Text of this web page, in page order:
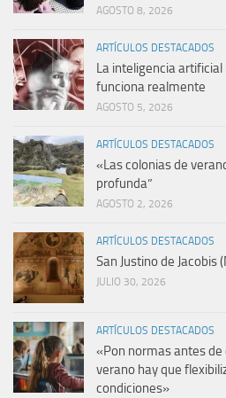
AGOSTO 8, 2026
ARTÍCULOS DESTACADOS
La inteligencia
funciona realmente
AGOSTO 5, 2026
ARTÍCULOS DESTACADOS
«Las colonias de
profunda”
AGOSTO 2, 2026
ARTÍCULOS DESTACADOS
San Justino de Jacobis
JULIO 30, 2026
ARTÍCULOS DESTACADOS
«Pon normas antes de
verano hay que
condiciones»